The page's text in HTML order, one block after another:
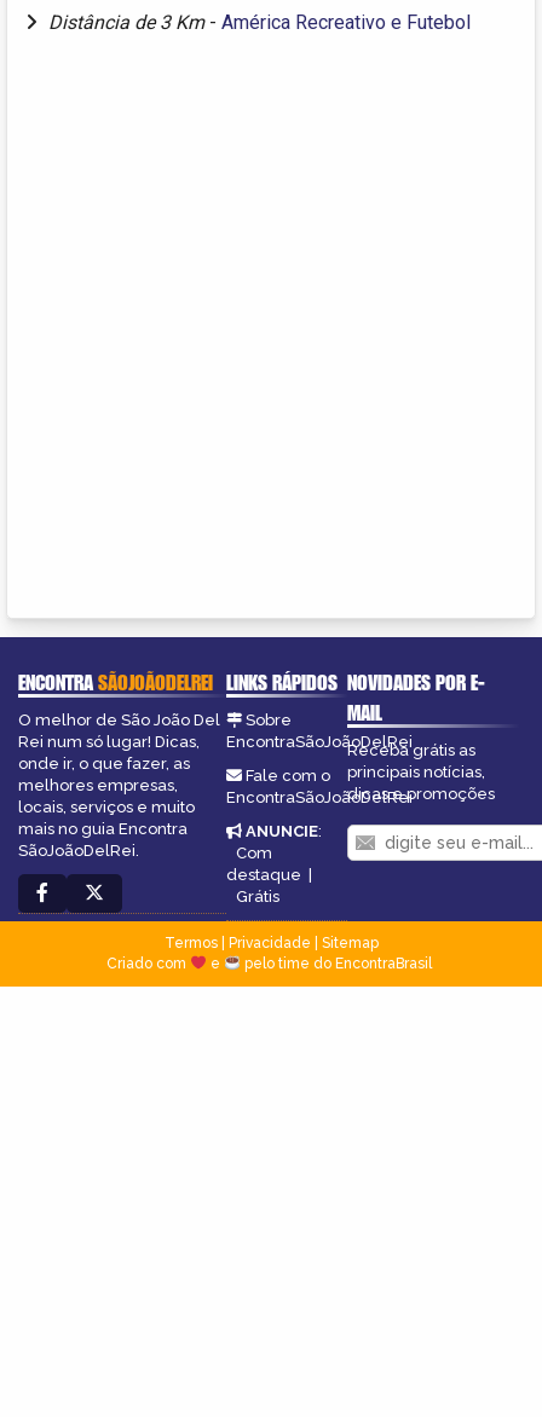
Distância de 3 Km - América Recreativo e Futebol
ENCONTRASÃOJOÃODELREI
O melhor de São João Del
Rei num só lugar! Dicas,
onde ir, o que fazer, as
melhores empresas,
locais, serviços e muito
mais no guia Encontra
SãoJoãoDelRei.
LINKS RÁPIDOS
Sobre
EncontraSãoJoãoDelRei
Fale com o
EncontraSãoJoãoDelRei
ANUNCIE:
Com
destaque
Grátis
NOVIDADES POR E-
MAIL
Receba grátis as
principais notícias,
dicas e promoções
Termos| Privacidade
Sitemap
Criado com
e pelo time do EncontraBrasil